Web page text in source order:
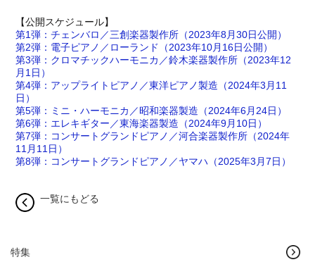
【公開スケジュール】
第1弾：チェンバロ／三創楽器製作所（2023年8月30日公開）
第2弾：電子ピアノ／ローランド（2023年10月16日公開）
第3弾：クロマチックハーモニカ／鈴木楽器製作所（2023年12
月1日）
第4弾：アップライトピアノ／東洋ピアノ製造（2024年3月11
日）
第5弾：ミニ・ハーモニカ／昭和楽器製造（2024年6月24日）
第6弾：エレキギター／東海楽器製造（2024年9月10日）
第7弾：コンサートグランドピアノ／河合楽器製作所（2024年
11月11日）
第8弾：コンサートグランドピアノ／ヤマハ（2025年3月7日）
一覧にもどる
特集